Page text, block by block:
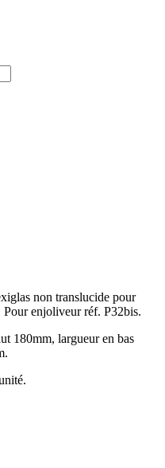
non translucide pour
enjoliveur réf. P32bis.
180mm, largueur en bas